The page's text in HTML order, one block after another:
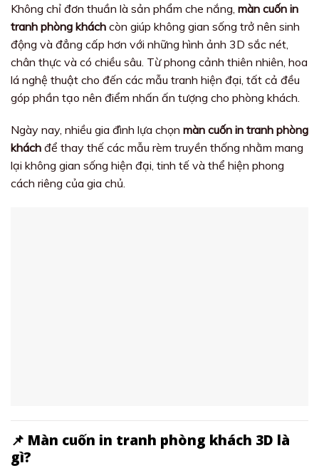
Không chỉ đơn thuần là sản phẩm che nắng, màn cuốn in
tranh phòng khách còn giúp không gian sống trở nên sinh
động và đẳng cấp hơn với những hình ảnh 3D sắc nét,
chân thực và có chiều sâu. Từ phong cảnh thiên nhiên, hoa
lá nghệ thuật cho đến các mẫu tranh hiện đại, tất cả đều
góp phần tạo nên điểm nhấn ấn tượng cho phòng khách.
Ngày nay, nhiều gia đình lựa chọn màn cuốn in tranh phòng
khách để thay thế các mẫu rèm truyền thống nhằm mang
lại không gian sống hiện đại, tinh tế và thể hiện phong
cách riêng của gia chủ.
📌 Màn cuốn in tranh phòng khách 3D là
gì?